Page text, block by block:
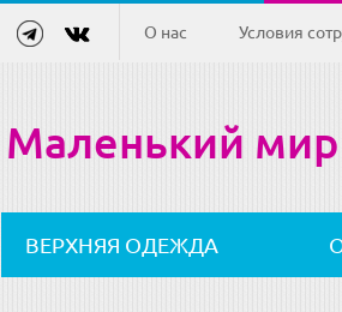
О нас Условия
Маленький мир
ВЕРХНЯЯ ОДЕЖДА